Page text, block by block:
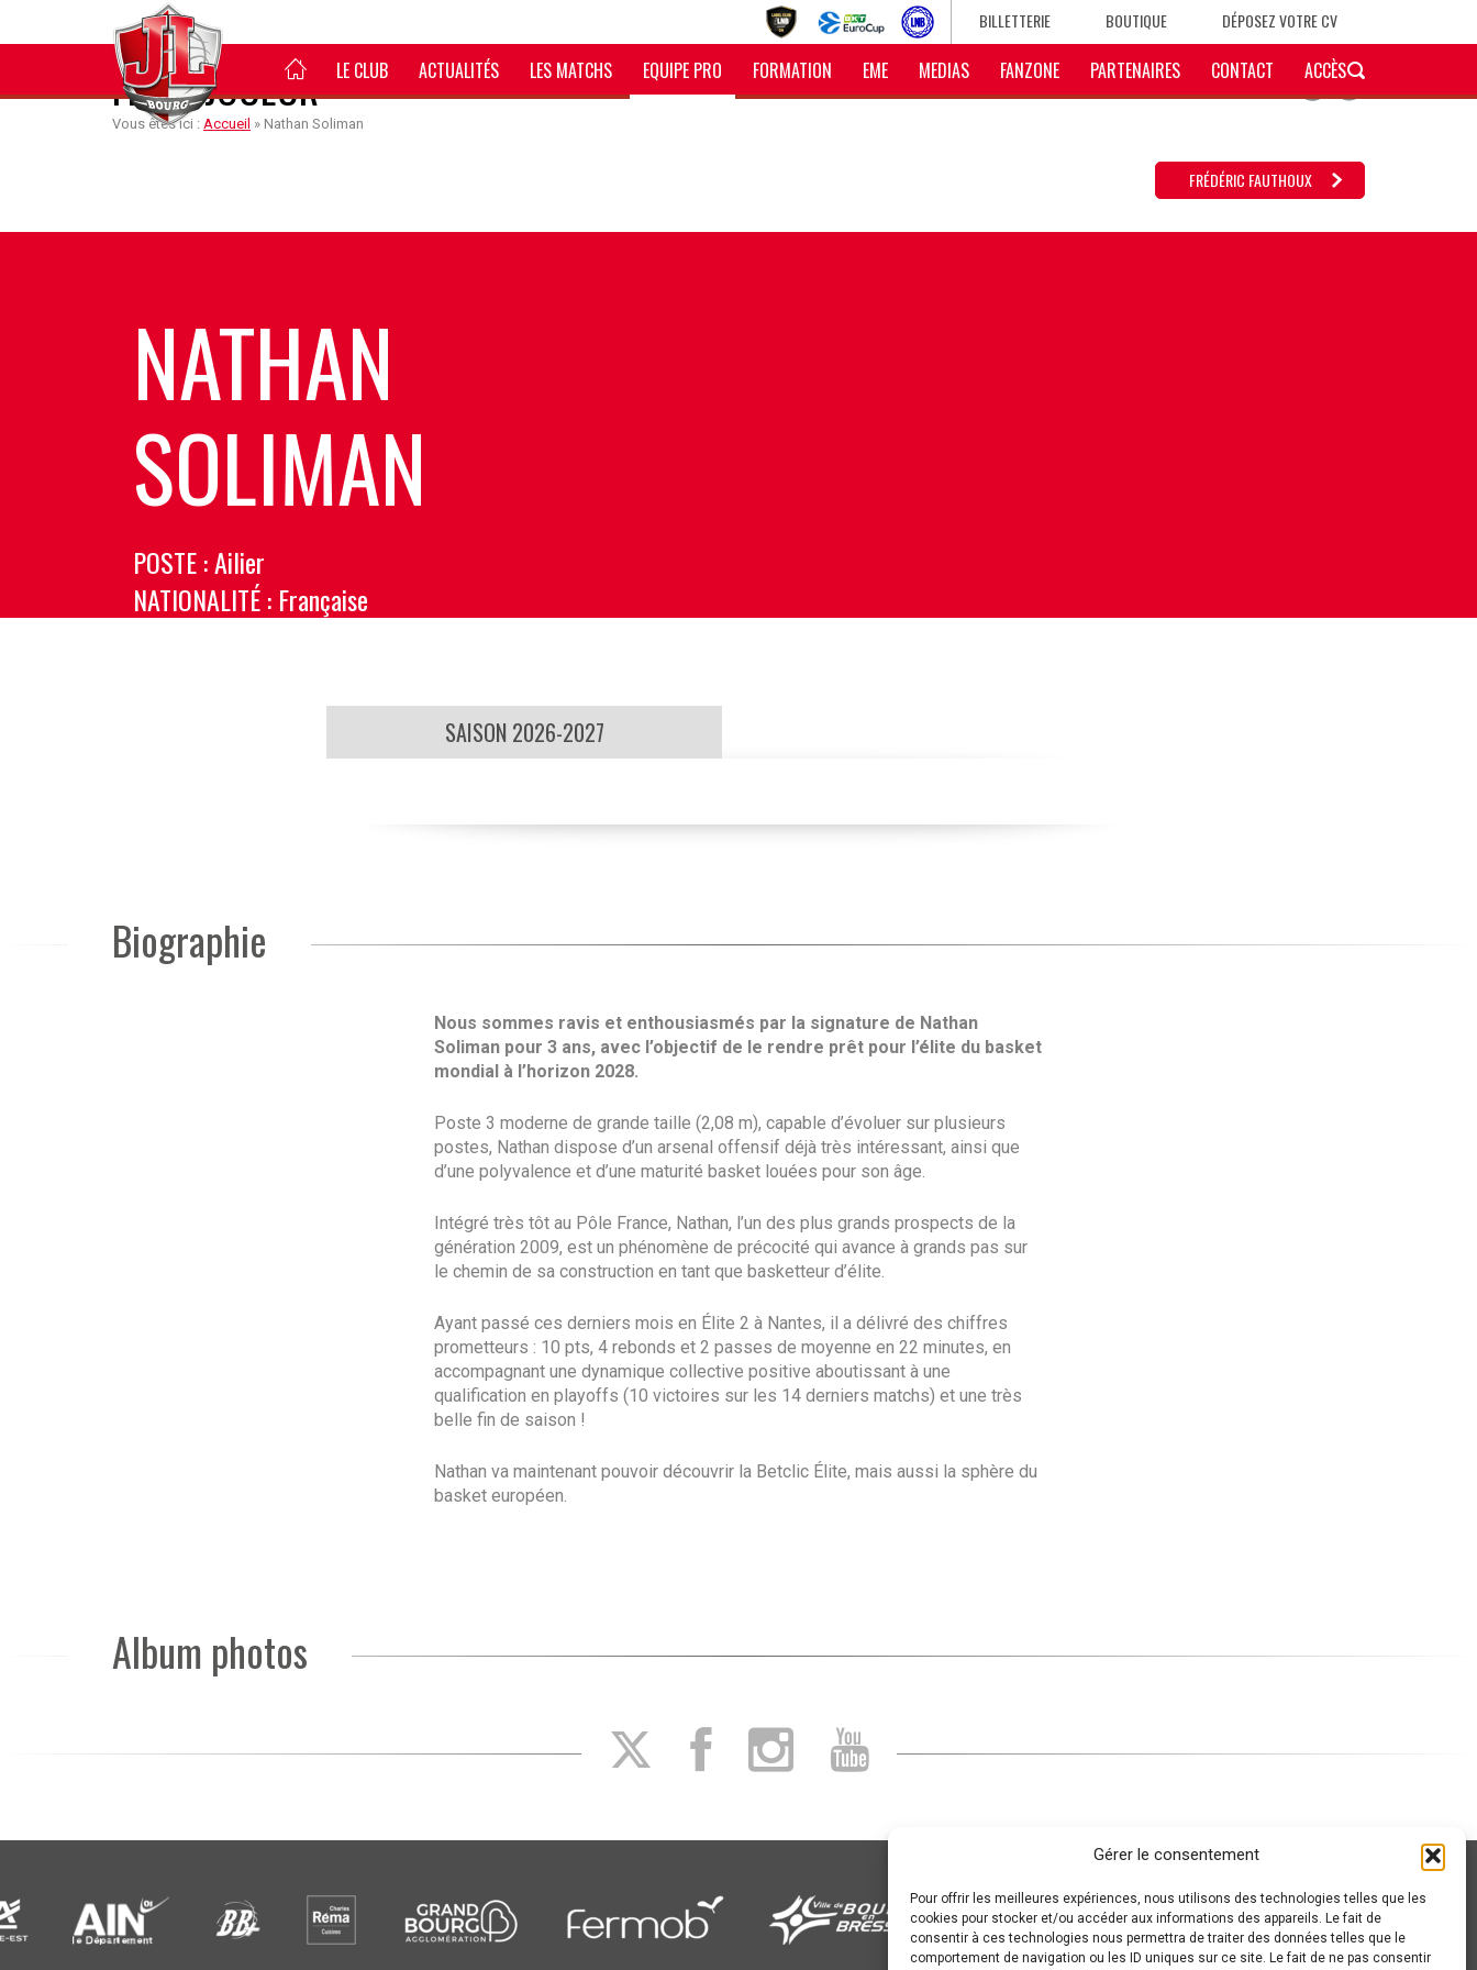
Gérer le consentement
Pour offrir les meilleures expériences, nous utilisons des technologies telles que les
cookies pour stocker et/ou accéder aux informations des appareils. Le fait de
consentir à ces technologies nous permettra de traiter des données telles que le
comportement de navigation ou les ID uniques sur ce site. Le fait de ne pas consentir
BILLETTERIE BOUTIQUE DÉPOSEZ VOTRE CV
LE CLUB ACTUALITÉS LES MATCHS EQUIPE PRO FORMATION EME MEDIAS FANZONE PARTENAIRES CONTACT ACCÈS
FICHE JOUEUR
Vous êtes ici : Accueil » Nathan Soliman
FRÉDÉRIC FAUTHOUX
NATHAN
SOLIMAN
POSTE: Ailier
NATIONALITÉ: Française
SAISON 2026-2027
Biographie
Nous sommes ravis et enthousiasmés par la signature de Nathan
Soliman pour 3 ans, avec l’objectif de le rendre prêt pour l’élite du basket
mondial à l’horizon 2028.
Poste 3 moderne de grande taille (2,08 m), capable d’évoluer sur plusieurs
postes, Nathan dispose d’un arsenal offensif déjà très intéressant, ainsi que
d’une polyvalence et d’une maturité basket louées pour son âge.
Intégré très tôt au Pôle France, Nathan, l’un des plus grands prospects de la
génération 2009, est un phénomène de précocité qui avance à grands pas sur
le chemin de sa construction en tant que basketteur d’élite.
Ayant passé ces derniers mois en Élite 2 à Nantes, il a délivré des chiffres
prometteurs : 10 pts, 4 rebonds et 2 passes de moyenne en 22 minutes, en
accompagnant une dynamique collective positive aboutissant à une
qualification en playoffs (10 victoires sur les 14 derniers matchs) et une très
belle fin de saison !
Nathan va maintenant pouvoir découvrir la Betclic Élite, mais aussi la sphère du
basket européen.
Album photos